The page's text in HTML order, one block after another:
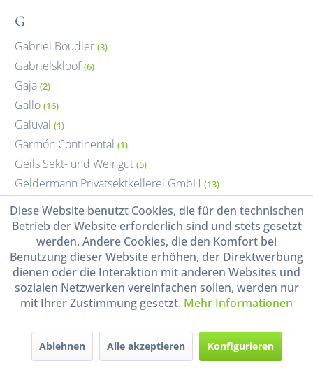
G
Gabriel Boudier (3)
Gabrielskloof (6)
Gaja (2)
Gallo (16)
Galuval (1)
Garmón Continental (1)
Geils Sekt- und Weingut (5)
Geldermann Privatsektkellerei GmbH (13)
Georg Breuer (14)
Georg Mosbacher (4)
Gérard Bertrand (29)
Gerard Fiou (3)
Gerhard Markowitsch
Gesellmann (7)
Giuseppe Campagnola (2)
Giuseppe Quintarelli (1)
Diese Website benutzt Cookies, die für den technischen
Betrieb der Website erforderlich sind und stets gesetzt
werden. Andere Cookies, die den Komfort bei
Benutzung dieser Website erhöhen, der Direktwerbung
dienen oder die Interaktion mit anderen Websites und
sozialen Netzwerken vereinfachen sollen, werden nur
mit Ihrer Zustimmung gesetzt. Mehr Informationen
Ablehnen Alle akzeptieren Konfigurieren